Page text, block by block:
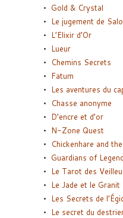
Gold & Crystal
Le jugement de
L’Elixir d’Or
Lueur
Chemins Secrets
Fatum
Les aventures du
Chasse anonyme
D’encre et d’or
N-Zone Quest
Chickenhare and
Guardians of
Le Tarot des
Le Jade et le Granit
Les Secrets de
Le secret du